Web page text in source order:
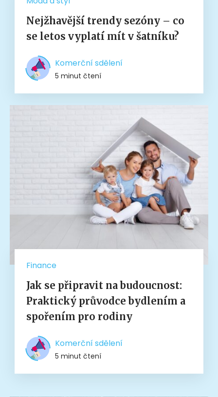
Nejžhavější trendy sezóny – co
se letos vyplatí mít v šatníku?
Komerční sdělení
5 minut čtení
Finance
Jak se připravit na budoucnost:
Praktický průvodce bydlením a
spořením pro rodiny
Komerční sdělení
5 minut čtení